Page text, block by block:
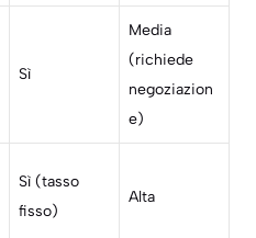
Sì
Media
(richiede
negoziazion
e)
Sì (tasso
fisso)
Alta